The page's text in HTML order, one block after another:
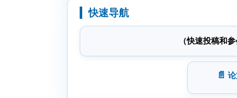
快速导航
（快速投稿和
📄